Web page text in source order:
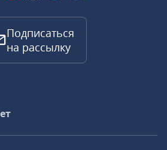
Подписаться
на рассылку